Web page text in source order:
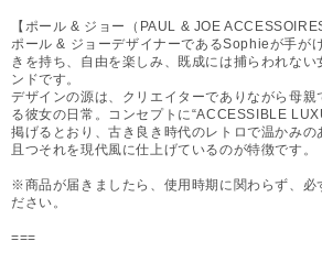
【ポール & ジョー（PAUL & JOE
ポール & ジョーデザイナーであるSophieが手が
きを持ち、自由を楽しみ、既成には捕らわれない
ンドです。
デザインの源は、クリエイターでありながら母親
る彼女の日常。コンセプトに“ACCESSIBLE
掲げるとおり、古き良き時代のレトロで温かみの
且つそれを現代風に仕上げているのが特徴です。
※商品が届きましたら、使用時期に関わらず、必
ださい。
===